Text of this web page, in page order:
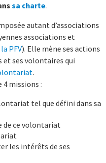
sa charte.
autant d’associations
associations et
PFV). Elle mène ses actions
et ses volontaires qui
.
missions :
tel que défini dans sa
de ce volontariat
les intérêts de ses